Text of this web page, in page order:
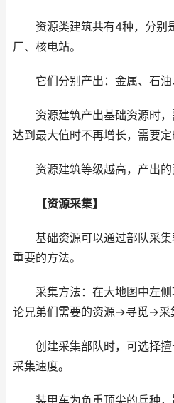
资源类建筑共有4种，分别
厂、核电站。
它们分别产出：金属、石油
资源建筑产出基础资源时，
达到最大值时不再增长，需要定
资源建筑等级越高，产出的
【资源采集】
基础资源可以通过部队采集
重要的方法。
采集方法：在大地图中左侧
论兄弟们需要的资源→寻觅→采
创建采集部队时，可选择擅
采集速度。